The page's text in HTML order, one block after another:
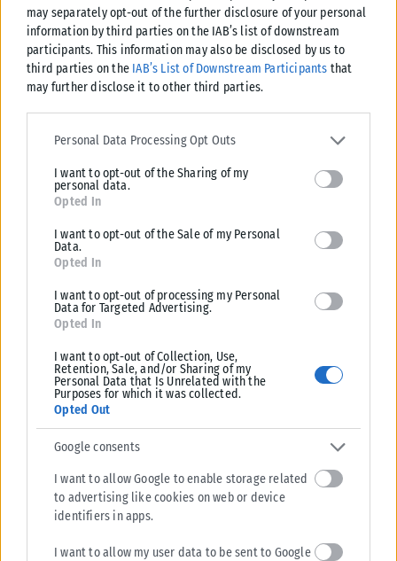
may separately opt-out of the further disclosure of your personal
information by third parties on the IAB’s list of downstream
participants. This information may also be disclosed by us to
third parties on the IAB’s List of Downstream Participants that
may further disclose it to other third parties.
Please note that this website/app uses one or more Google
services and may gather and store information including but not
deny consent to Google and its third-party tags to use your data
for below specified purposes in below Google consent section.
Personal Data Processing Opt Outs
I want to opt-out of the Sharing of my
personal data.
Opted In
I want to opt-out of the Sale of my Personal
Data.
Opted In
I want to opt-out of processing my Personal
Data for Targeted Advertising.
Opted In
I want to opt-out of Collection, Use,
Retention, Sale, and/or Sharing of my
Personal Data that Is Unrelated with the
Purposes for which it was collected.
Opted Out
Google consents
I want to allow Google to enable storage related
to advertising like cookies on web or device
identifiers in apps.
I want to allow my user data to be sent to Google
ΕΛΛΆΔΑ
Από σήμερα μόνο με νέου τύπου ταυτότητα ή διαβατήριο τα
ταξίδια στο εξωτερικό
Από σήμερα, 3 Αυγούστου, οι παλαιού τύπου «μπλε» αστυνομικές
εξωτερικό, με...
ΑΝΑΡΤΉΘΗΚΕ ΑΠΌ KARFITSANEWS
ΕΛΛΆΔΑ
Υπουργείο Κλιματικής Κρίσης: Ενέργειες για την κρατική